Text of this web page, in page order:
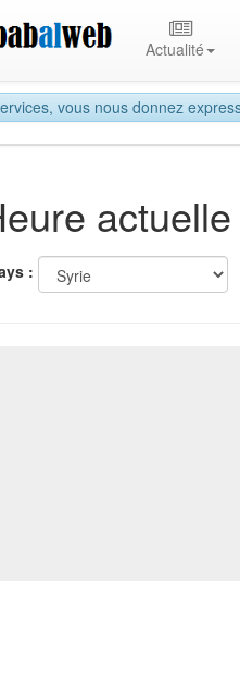
vous nous donnez
Actualité
: